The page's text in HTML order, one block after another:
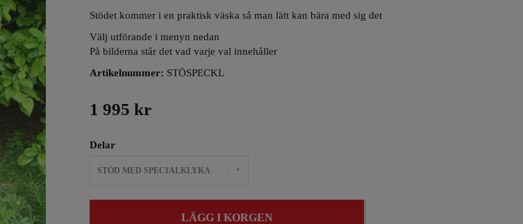
Stödet kommer i en praktisk väska så man lätt kan bära med sig det
Välj utförande i menyn nedan
På bilderna står det vad varje val innehåller
Artikelnummer: STÖSPECKL
1 995 kr
Delar
STÖD MED SPECIALKLYKA
LÄGG I KORGEN